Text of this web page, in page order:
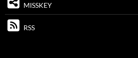
MISSKEY
RSS